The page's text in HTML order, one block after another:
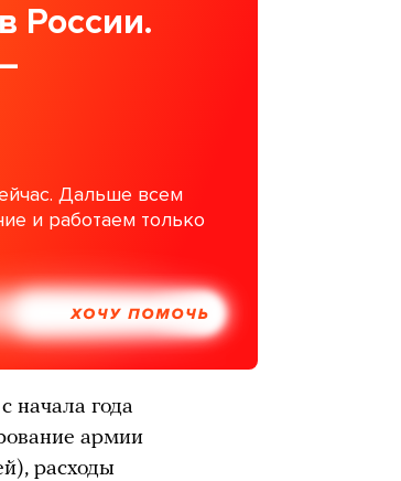
России.
Дальше всем
и работаем только
ХОЧУ ПОМОЧЬ
начала года
армии
расходы